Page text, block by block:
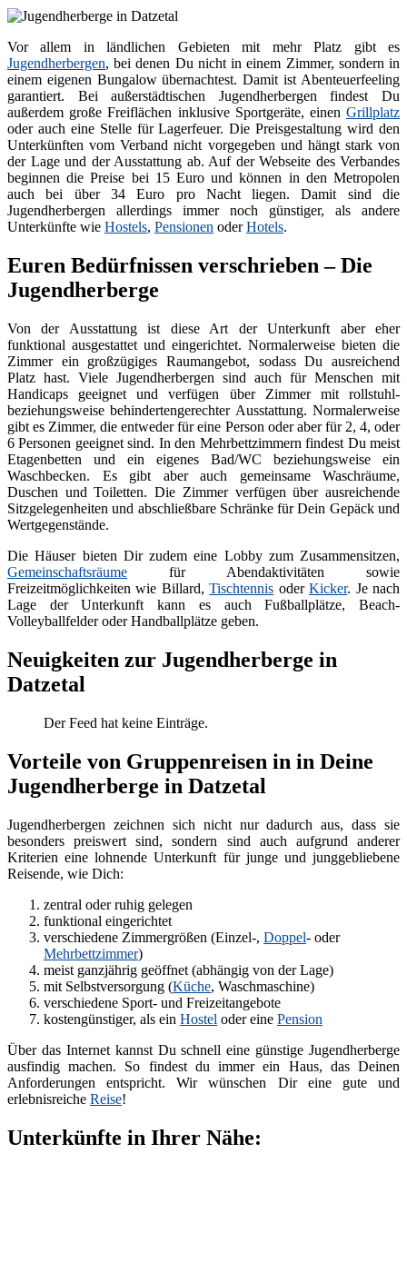
Vor allem in ländlichen Gebieten mit mehr Platz gibt es
Jugendherbergen, bei denen Du nicht in einem Zimmer, sondern in
einem eigenen Bungalow übernachtest. Damit ist Abenteuerfeeling
garantiert. Bei außerstädtischen Jugendherbergen findest Du
außerdem große Freiflächen inklusive Sportgeräte, einen Grillplatz
oder auch eine Stelle für Lagerfeuer. Die Preisgestaltung wird den
Unterkünften vom Verband nicht vorgegeben und hängt stark von
der Lage und der Ausstattung ab. Auf der Webseite des Verbandes
beginnen die Preise bei 15 Euro und können in den Metropolen
auch bei über 34 Euro pro Nacht liegen. Damit sind die
Jugendherbergen allerdings immer noch günstiger, als andere
Unterkünfte wie Hostels, Pensionen oderHotels.
Euren Bedürfnissen verschrieben – Die
Jugendherberge
Von der Ausstattung ist diese Art der Unterkunft aber eher
funktional ausgestattet und eingerichtet. Normalerweise bieten die
Zimmer ein großzügiges Raumangebot, sodass Du ausreichend
Platz hast. Viele Jugendherbergen sind auch für Menschen mit
Handicaps geeignet und verfügen über Zimmer mit rollstuhl-
beziehungsweise behindertengerechter Ausstattung. Normalerweise
gibt es Zimmer, die entweder für eine Person oder aber für 2, 4, oder
6 Personen geeignet sind. In den Mehrbettzimmern findest Du meist
Etagenbetten und ein eigenes Bad/WC beziehungsweise ein
Waschbecken. Es gibt aber auch gemeinsame Waschräume,
Duschen und Toiletten. Die Zimmer verfügen über ausreichende
Sitzgelegenheiten und abschließbare Schränke für Dein Gepäck und
Wertgegenstände.
Die Häuser bieten Dir zudem eine Lobby zum Zusammensitzen,
Gemeinschaftsräume für Abendaktivitäten sowie
Freizeitmöglichkeiten wie Billard,Tischtennis oderKicker. Je nach
Lage der Unterkunft kann es auch Fußballplätze, Beach-
Volleyballfelder oder Handballplätze geben.
Neuigkeiten zur Jugendherberge in
Datzetal
Der Feed hat keine Einträge.
Vorteile von Gruppenreisen in in Deine
Jugendherberge in Datzetal
Jugendherbergen zeichnen sich nicht nur dadurch aus, dass sie
besonders preiswert sind, sondern sind auch aufgrund anderer
Kriterien eine lohnende Unterkunft für junge und junggebliebene
Reisende, wie Dich:
zentral oder ruhig gelegen
funktional eingerichtet
verschiedene Zimmergrößen (Einzel-, Doppel- oder
Mehrbettzimmer)
meist ganzjährig geöffnet (abhängig von der Lage)
mit Selbstversorgung (Küche, Waschmaschine)
verschiedene Sport- und Freizeitangebote
kostengünstiger, als ein Hostel oder eine Pension
Über das Internet kannst Du schnell eine günstige Jugendherberge
ausfindig machen. So findest du immer ein Haus, das Deinen
Anforderungen entspricht. Wir wünschen Dir eine gute und
erlebnisreiche Reise!
Unterkünfte in Ihrer Nähe: